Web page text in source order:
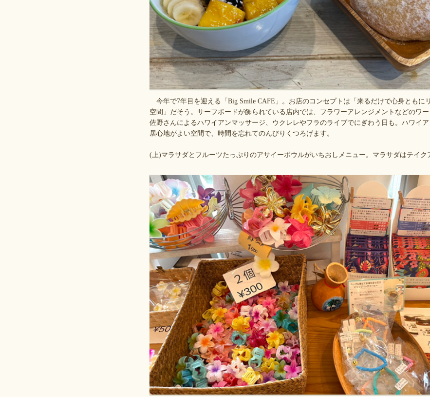
今年で7年目を迎える「Big Smile CAFE」。お店のコンセプトは「来るだけで心身ともに
空間」だそう。サーフボードが飾られている店内では、フラワーアレンジメントなどのワ
佐野さんによるハワイアンマッサージ、ウクレレやフラのライブでにぎわう日も。ハワイ
居心地がよい空間で、時間を忘れてのんびりくつろげます。
(上)マラサダとフルーツたっぷりのアサイーボウルがいちおしメニュー。マラサダはテイク